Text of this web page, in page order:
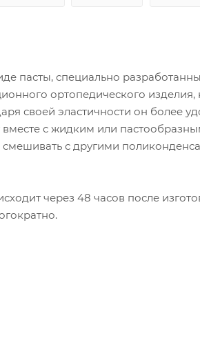
пасты, специально
ортопедического
своей эластичности он более
с жидким или
с другими
через 48 часов после